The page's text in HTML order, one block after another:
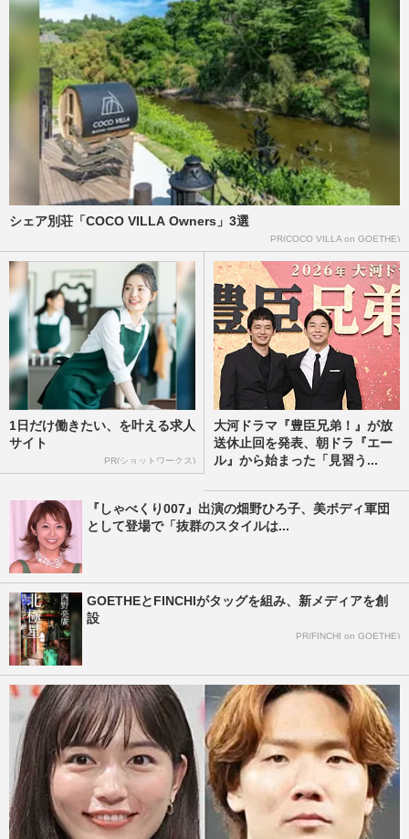
シェア別荘「COCO VILLA Owners」3選
PR(COCO VILLA on GOETHE)
1日だけ働きたい、を叶える求人
サイト
PR(ショットワークス)
大河ドラマ『豊臣兄弟！』が放
送休止回を発表、朝ドラ『エー
ル』から始まった「見習う...
『しゃべくり007』出演の畑野ひろ子、美ボディ軍団
として登場で「抜群のスタイルは...
GOETHEとFINCHIがタッグを組み、新メディアを創
設
PR(FINCHI on GOETHE)